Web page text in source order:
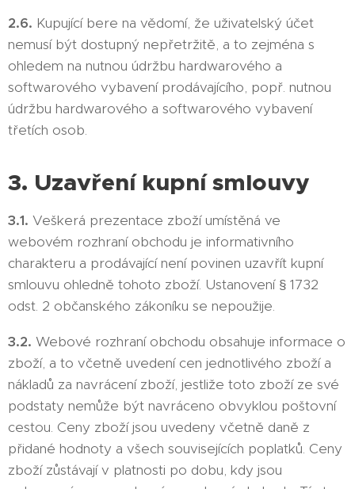
2.6. Kupující bere na vědomí, že uživatelský účet
nemusí být dostupný nepřetržitě, a to zejména s
ohledem na nutnou údržbu hardwarového a
softwarového vybavení prodávajícího, popř. nutnou
údržbu hardwarového a softwarového vybavení
třetích osob.
3. Uzavření kupní smlouvy
3.1. Veškerá prezentace zboží umístěná ve
webovém rozhraní obchodu je informativního
charakteru a prodávající není povinen uzavřít kupní
smlouvu ohledně tohoto zboží. Ustanovení § 1732
odst. 2 občanského zákoníku se nepoužije.
3.2. Webové rozhraní obchodu obsahuje informace o
zboží, a to včetně uvedení cen jednotlivého zboží a
nákladů za navrácení zboží, jestliže toto zboží ze své
podstaty nemůže být navráceno obvyklou poštovní
cestou. Ceny zboží jsou uvedeny včetně daně z
přidané hodnoty a všech souvisejících poplatků. Ceny
zboží zůstávají v platnosti po dobu, kdy jsou